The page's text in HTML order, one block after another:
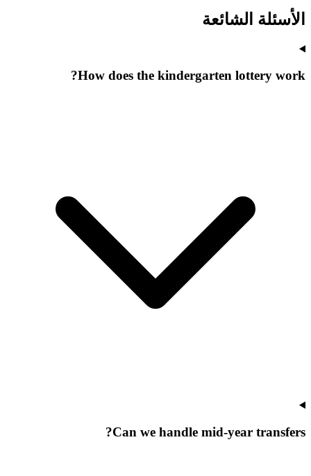
الأسئلة الشائعة
How does the kindergarten lottery work?
Can we handle mid-year transfers?